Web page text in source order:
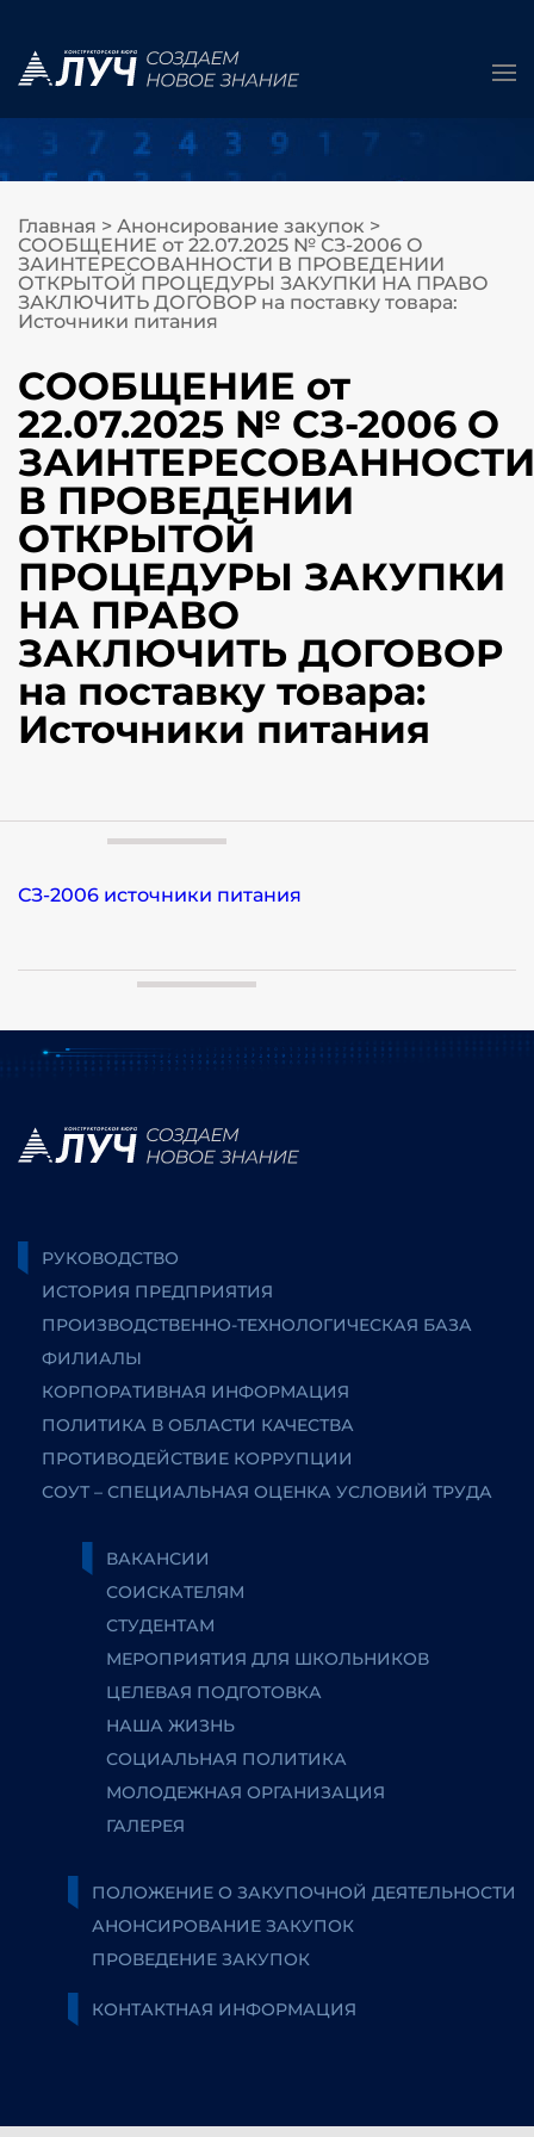
Главная > Анонсирование закупок >
СООБЩЕНИЕ от 22.07.2025 № СЗ-2006 О
ЗАИНТЕРЕСОВАННОСТИ В ПРОВЕДЕНИИ
ОТКРЫТОЙ ПРОЦЕДУРЫ ЗАКУПКИ НА ПРАВО
ЗАКЛЮЧИТЬ ДОГОВОР на поставку товара:
Источники питания
СООБЩЕНИЕ от
22.07.2025 № СЗ-2006 О
ЗАИНТЕРЕСОВАННОСТИ
В ПРОВЕДЕНИИ
ОТКРЫТОЙ
ПРОЦЕДУРЫ ЗАКУПКИ
НА ПРАВО
ЗАКЛЮЧИТЬ ДОГОВОР
на поставку товара:
Источники питания
СЗ-2006 источники питания
РУКОВОДСТВО
ИСТОРИЯ ПРЕДПРИЯТИЯ
ПРОИЗВОДСТВЕННО-ТЕХНОЛОГИЧЕСКАЯ БАЗА
ФИЛИАЛЫ
КОРПОРАТИВНАЯ ИНФОРМАЦИЯ
ПОЛИТИКА В ОБЛАСТИ КАЧЕСТВА
ПРОТИВОДЕЙСТВИЕ КОРРУПЦИИ
СОУТ – СПЕЦИАЛЬНАЯ ОЦЕНКА УСЛОВИЙ ТРУДА
ВАКАНСИИ
СОИСКАТЕЛЯМ
СТУДЕНТАМ
МЕРОПРИЯТИЯ ДЛЯ ШКОЛЬНИКОВ
ЦЕЛЕВАЯ ПОДГОТОВКА
НАША ЖИЗНЬ
СОЦИАЛЬНАЯ ПОЛИТИКА
МОЛОДЕЖНАЯ ОРГАНИЗАЦИЯ
ГАЛЕРЕЯ
ПОЛОЖЕНИЕ О ЗАКУПОЧНОЙ ДЕЯТЕЛЬНОСТИ
АНОНСИРОВАНИЕ ЗАКУПОК
ПРОВЕДЕНИЕ ЗАКУПОК
КОНТАКТНАЯ ИНФОРМАЦИЯ